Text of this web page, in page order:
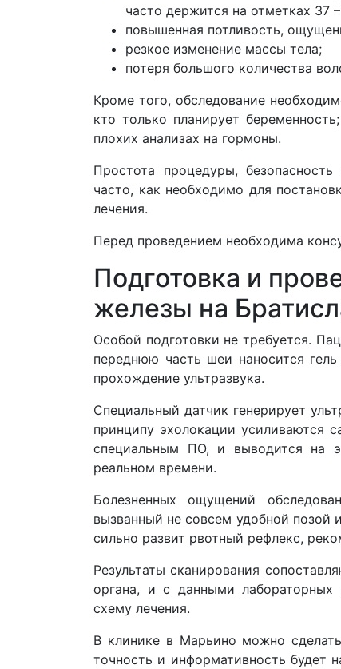
часто держится на отметках 37
повышенная потливость,
резкое изменение массы тела;
потеря большого количества
Кроме того, обследование
кто только планирует
плохих анализах на гормоны.
Простота процедуры,
часто, как необходимо для
лечения.
Перед проведением необходима
Подготовка и
железы на
Особой подготовки не требуется.
переднюю часть шеи наносится
прохождение ультразвука.
Специальный датчик генерирует
принципу эхолокации усиливаются
специальным ПО, и выводится на
реальном времени.
Болезненных ощущений
вызванный не совсем удобной позой
сильно развит рвотный рефлекс,
Результаты сканирования
органа, и с данными лабораторных
схему лечения.
В клинике в Марьино можно
точность и информативность будет